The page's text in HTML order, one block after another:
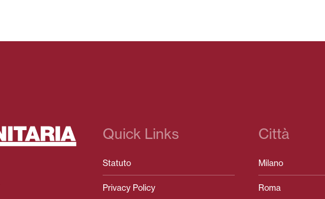
Quick Links
Statuto
Privacy Policy
Città
Milano
Roma